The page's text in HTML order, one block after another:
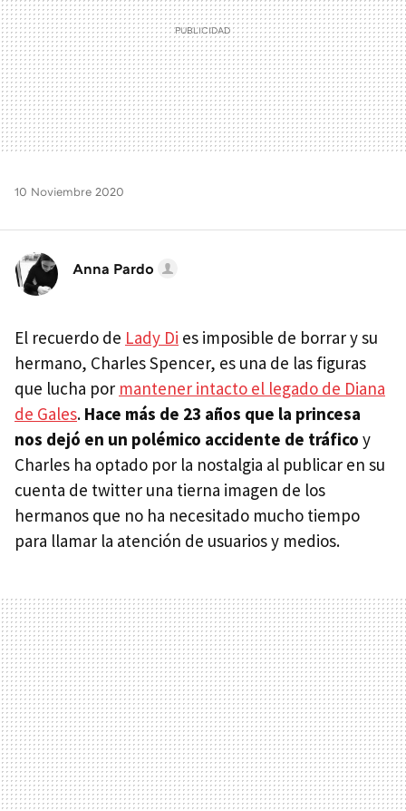
10 Noviembre 2020
Anna Pardo
El recuerdo de Lady Di es imposible de borrar y su
hermano, Charles Spencer, es una de las figuras
que lucha por mantener intacto el legado de Diana
de Gales. Hace más de 23 años que la princesa
nos dejó en un polémico accidente de tráfico y
Charles ha optado por la nostalgia al publicar en su
cuenta de twitter una tierna imagen de los
hermanos que no ha necesitado mucho tiempo
para llamar la atención de usuarios y medios.